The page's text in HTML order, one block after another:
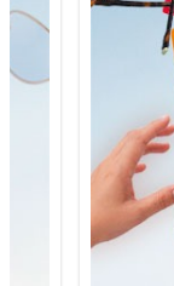
visitadas).
Puedes
nuestra